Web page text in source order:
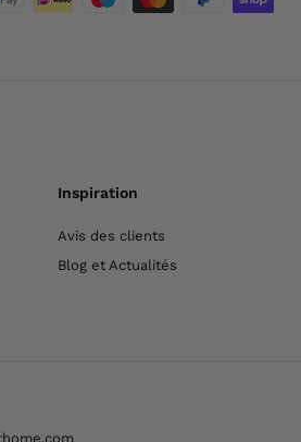
Inspiration
Avis des clients
Blog et Actualités